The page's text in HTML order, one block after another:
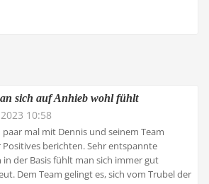
sich auf Anhieb wohl fühlt
10:58
mal mit Dennis und seinem Team
berichten. Sehr entspannte
in der Basis fühlt man sich immer gut
Dem Team gelingt es, sich vom Trubel der